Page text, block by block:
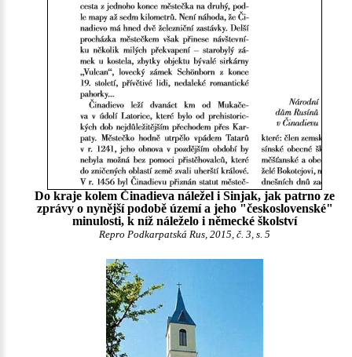
Do kraje kolem Činadieva náležel i Sinjak, jak patrno ze
zprávy o nynější podobě území a jeho "československé"
minulosti, k níž náleželo i německé školství
Repro Podkarpatská Rus, 2015, č. 3, s. 5